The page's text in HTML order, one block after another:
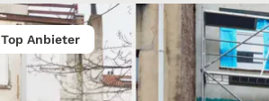
Top Anbieter